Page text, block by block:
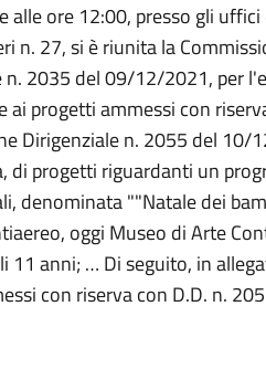
ore 12:00, presso gli uffici
n. 27, si è riunita la
2035 del 09/12/2021, per
progetti ammessi con
Dirigenziale n. 2055 del 10/
di progetti riguardanti un
denominata ""Natale dei
oggi Museo di Arte
11 anni; … Di seguito, in
con riserva con D.D. n.